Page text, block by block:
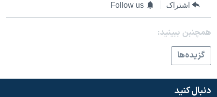
تریبونال مردمی آبان ۹۸
دادگاه حمید نوری
چهل سال گروگان‌گیری
قانون شفافیت دارائی کادر رهبری ایران
اعتراضات مردمی آبان ۹۸
اشتراک Follow us
همچنبن ببینید:
گزيده‌ها
دنبال کنید